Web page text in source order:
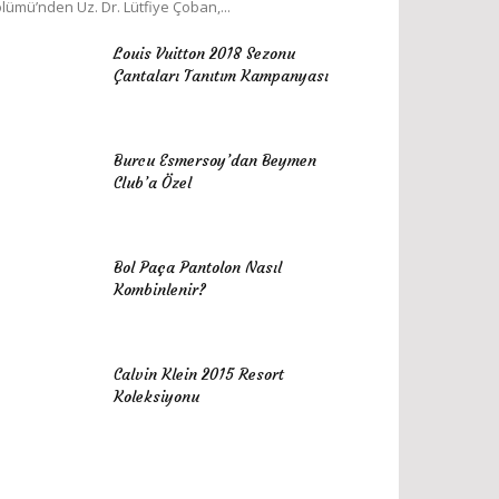
Uz. Dr. Lütfiye Çoban,...
Louis Vuitton 2018 Sezonu
Çantaları Tanıtım Kampanyası
Burcu Esmersoy’dan Beymen
Club’a Özel
Bol Paça Pantolon Nasıl
Kombinlenir?
Calvin Klein 2015 Resort
Koleksiyonu